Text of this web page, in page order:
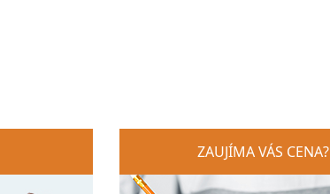
ZAUJÍMA VÁS CENA?